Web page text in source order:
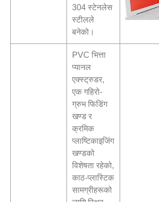
304 स्टेनलेस
स्टीलले
बनेको।
PVC भित्ता
प्यानल
एक्स्ट्रुडर,
एक गहिरो-
ग्रुभ फिडिंग
खण्ड र
क्रमिक
प्लाष्टिकाइजिंग
खण्डको
विशेषता रहेको,
काठ-प्लास्टिक
सामग्रीहरूको